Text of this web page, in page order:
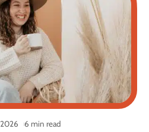
6 min read